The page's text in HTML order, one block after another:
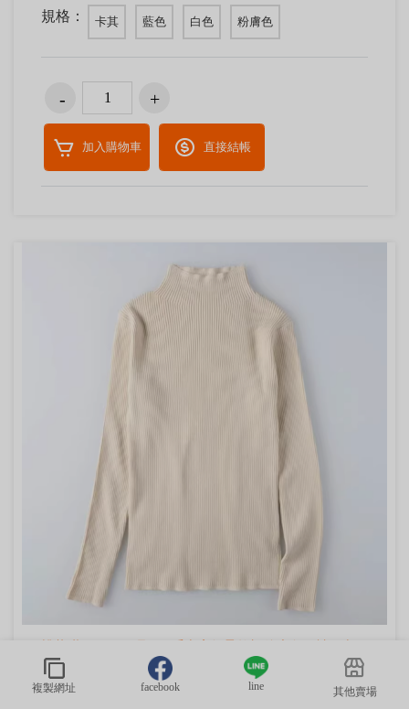
複製網址 facebook line 其他賣場
規格：
卡其 藍色 白色 粉膚色
加入購物車 直接結帳
杏現貨
NT$740